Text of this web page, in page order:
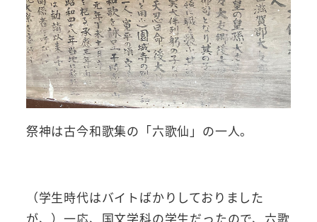
祭神は古今和歌集の「六歌仙」の一人。
（学生時代はバイトばかりしておりました
が、）一応、国文学科の学生だったので、六歌